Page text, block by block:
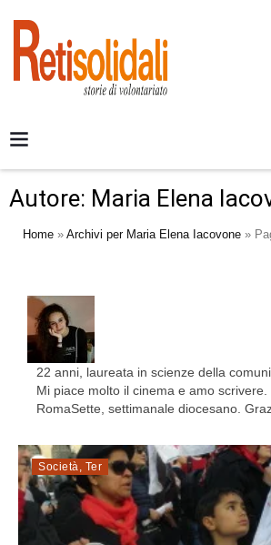
Autore: Maria Elena
Home » Archivi per Maria Elena Iacovone »
22 anni, laureata in scienze della
Mi piace molto il cinema e amo scrivere.
RomaSette, settimanale diocesano.
Società, Ter